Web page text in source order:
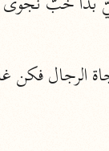
تفسير
والسيوطي (٨٦٤، ٩١١ هـ)